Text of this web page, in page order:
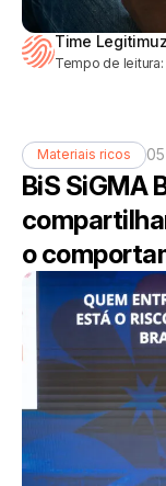
Time Legitimuz
Tempo de leitura:
Materiais ricos
BiS SiGMA
o
milhões de